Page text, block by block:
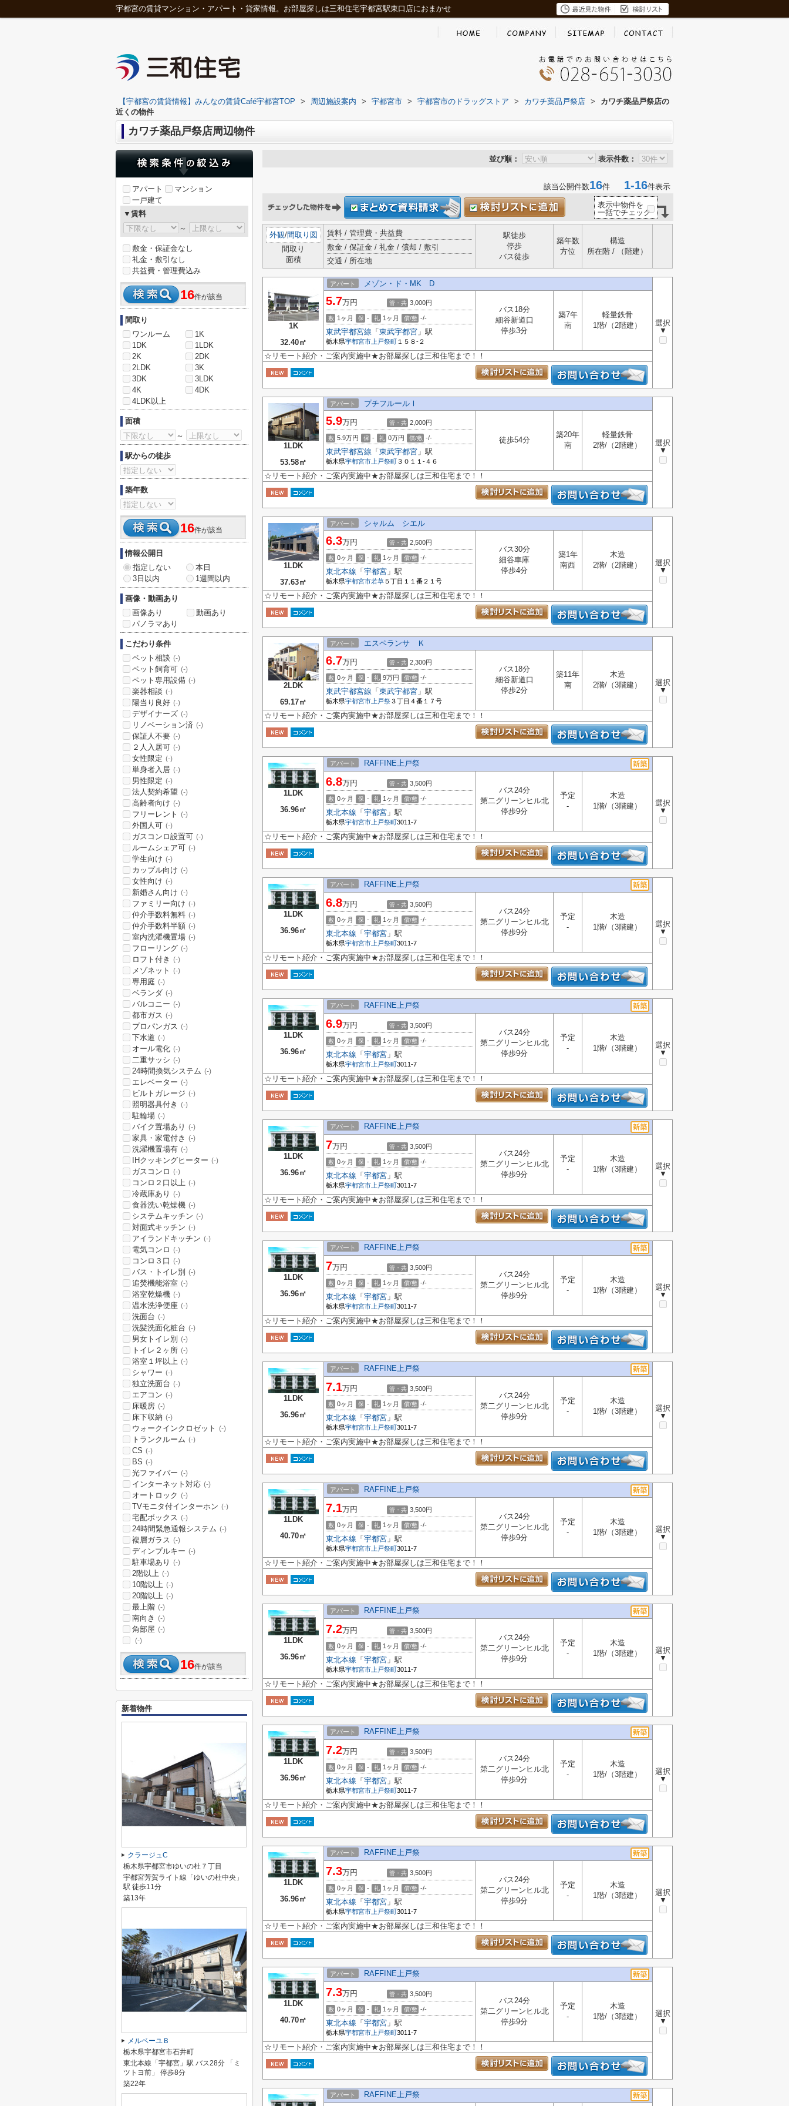
宇都宮の賃貸マンション・アパート・貸家情報。お部屋探しは三和住宅宇都宮駅東口店におまかせ
【宇都宮の賃貸情報】みんなの賃貸Café宇都宮TOP > 周辺施設案内 > 宇都宮市 > 宇都宮市のドラッグストア > カワチ薬品戸祭店 >
カワチ薬品戸祭店の
近くの物件
カワチ薬品戸祭店周辺物件
並び順： 表示件数：
該当公開件数16件 1-16件表示
表示中物件を
一括でチェック
外観/間取り図
間取り
面積
賃料 / 管理費・共益費
敷金 / 保証金 / 礼金 / 償却 / 敷引
交通 / 所在地
駅徒歩
停歩
バス徒歩
築年数
方位
構造
所在階 / （階建）
1K
32.40㎡
アパート メゾン・ド・MK D
選択
▼
5.7万円 管・共 3,000円
敷 1ヶ月 保 - 礼 1ヶ月 償/敷 -/-
東武宇都宮線 「 東武宇都宮 」駅
栃木県宇都宮市 上戸祭町 １５８-２
バス18分
細谷新道口
停歩3分
築7年
南
軽量鉄骨
1階/（2階建）
☆リモート紹介・ご案内実施中★お部屋探しは三和住宅まで！！
1LDK
53.58㎡
アパート プチフルールⅠ
選択
▼
5.9万円 管・共 2,000円
敷 5.9万円 保 - 礼 0万円 償/敷 -/-
東武宇都宮線 「 東武宇都宮 」駅
栃木県宇都宮市 上戸祭町３０１１-４６
徒歩54分
築20年
南
軽量鉄骨
2階/（2階建）
☆リモート紹介・ご案内実施中★お部屋探しは三和住宅まで！！
1LDK
37.63㎡
アパート シャルム シエル
選択
▼
6.3万円 管・共 2,500円
敷 0ヶ月 保 - 礼 1ヶ月 償/敷 -/-
東北本線 「 宇都宮 」駅
栃木県宇都宮市若草 ５丁目１１番２１号
バス30分
細谷車庫
停歩4分
築1年
南西
木造
2階/（2階建）
☆リモート紹介・ご案内実施中★お部屋探しは三和住宅まで！！
2LDK
69.17㎡
アパート エスペランサ Ｋ
選択
▼
6.7万円 管・共 2,300円
敷 0ヶ月 保 - 礼 9万円 償/敷 -/-
東武宇都宮線 「 東武宇都宮 」駅
栃木県宇都宮市 上戸祭３丁目４番１７号
バス18分
細谷新道口
停歩2分
築11年
南
木造
2階/（3階建）
☆リモート紹介・ご案内実施中★お部屋探しは三和住宅まで！！
1LDK
36.96㎡
アパート RAFFINE上戸祭
選択
▼
6.8万円 管・共 3,500円
敷 0ヶ月 保 - 礼 1ヶ月 償/敷 -/-
東北本線 「 宇都宮 」駅
栃木県宇都宮市 上戸祭町3011-7
バス24分
第二グリーンヒル北
停歩9分
予定
-
木造
1階/（3階建）
☆リモート紹介・ご案内実施中★お部屋探しは三和住宅まで！！
1LDK
36.96㎡
アパート RAFFINE上戸祭
選択
▼
6.8万円 管・共 3,500円
敷 0ヶ月 保 - 礼 1ヶ月 償/敷 -/-
東北本線 「 宇都宮 」駅
栃木県宇都宮市 上戸祭町3011-7
バス24分
第二グリーンヒル北
停歩9分
予定
-
木造
1階/（3階建）
☆リモート紹介・ご案内実施中★お部屋探しは三和住宅まで！！
1LDK
36.96㎡
アパート RAFFINE上戸祭
選択
▼
6.9万円 管・共 3,500円
敷 0ヶ月 保 - 礼 1ヶ月 償/敷 -/-
東北本線 「 宇都宮 」駅
栃木県宇都宮市 上戸祭町3011-7
バス24分
第二グリーンヒル北
停歩9分
予定
-
木造
1階/（3階建）
☆リモート紹介・ご案内実施中★お部屋探しは三和住宅まで！！
1LDK
36.96㎡
アパート RAFFINE上戸祭
選択
▼
7万円 管・共 3,500円
敷 0ヶ月 保 - 礼 1ヶ月 償/敷 -/-
東北本線 「 宇都宮 」駅
栃木県宇都宮市 上戸祭町3011-7
バス24分
第二グリーンヒル北
停歩9分
予定
-
木造
1階/（3階建）
☆リモート紹介・ご案内実施中★お部屋探しは三和住宅まで！！
1LDK
36.96㎡
アパート RAFFINE上戸祭
選択
▼
7万円 管・共 3,500円
敷 0ヶ月 保 - 礼 1ヶ月 償/敷 -/-
東北本線 「 宇都宮 」駅
栃木県宇都宮市 上戸祭町3011-7
バス24分
第二グリーンヒル北
停歩9分
予定
-
木造
1階/（3階建）
☆リモート紹介・ご案内実施中★お部屋探しは三和住宅まで！！
1LDK
36.96㎡
アパート RAFFINE上戸祭
選択
▼
7.1万円 管・共 3,500円
敷 0ヶ月 保 - 礼 1ヶ月 償/敷 -/-
東北本線 「 宇都宮 」駅
栃木県宇都宮市 上戸祭町3011-7
バス24分
第二グリーンヒル北
停歩9分
予定
-
木造
1階/（3階建）
☆リモート紹介・ご案内実施中★お部屋探しは三和住宅まで！！
1LDK
40.70㎡
アパート RAFFINE上戸祭
選択
▼
7.1万円 管・共 3,500円
敷 0ヶ月 保 - 礼 1ヶ月 償/敷 -/-
東北本線 「 宇都宮 」駅
栃木県宇都宮市 上戸祭町3011-7
バス24分
第二グリーンヒル北
停歩9分
予定
-
木造
1階/（3階建）
☆リモート紹介・ご案内実施中★お部屋探しは三和住宅まで！！
1LDK
36.96㎡
アパート RAFFINE上戸祭
選択
▼
7.2万円 管・共 3,500円
敷 0ヶ月 保 - 礼 1ヶ月 償/敷 -/-
東北本線 「 宇都宮 」駅
栃木県宇都宮市 上戸祭町3011-7
バス24分
第二グリーンヒル北
停歩9分
予定
-
木造
1階/（3階建）
☆リモート紹介・ご案内実施中★お部屋探しは三和住宅まで！！
1LDK
36.96㎡
アパート RAFFINE上戸祭
選択
▼
7.2万円 管・共 3,500円
敷 0ヶ月 保 - 礼 1ヶ月 償/敷 -/-
東北本線 「 宇都宮 」駅
栃木県宇都宮市 上戸祭町3011-7
バス24分
第二グリーンヒル北
停歩9分
予定
-
木造
1階/（3階建）
☆リモート紹介・ご案内実施中★お部屋探しは三和住宅まで！！
1LDK
36.96㎡
アパート RAFFINE上戸祭
選択
▼
7.3万円 管・共 3,500円
敷 0ヶ月 保 - 礼 1ヶ月 償/敷 -/-
東北本線 「 宇都宮 」駅
栃木県宇都宮市 上戸祭町3011-7
バス24分
第二グリーンヒル北
停歩9分
予定
-
木造
1階/（3階建）
☆リモート紹介・ご案内実施中★お部屋探しは三和住宅まで！！
1LDK
40.70㎡
アパート RAFFINE上戸祭
選択
▼
7.3万円 管・共 3,500円
敷 0ヶ月 保 - 礼 1ヶ月 償/敷 -/-
東北本線 「 宇都宮 」駅
栃木県宇都宮市 上戸祭町3011-7
バス24分
第二グリーンヒル北
停歩9分
予定
-
木造
1階/（3階建）
☆リモート紹介・ご案内実施中★お部屋探しは三和住宅まで！！
アパート RAFFINE上戸祭
アパート
マンション
一戸建て
▼賃料
～
敷金・保証金なし
礼金・敷引なし
共益費・管理費込み
16件が該当
間取り
ワンルーム
1K
1DK
1LDK
2K
2DK
2LDK
3K
3DK
3LDK
4K
4DK
4LDK以上
面積
～
駅からの徒歩
築年数
16件が該当
情報公開日
指定しない
本日
3日以内
1週間以内
画像・動画あり
画像あり
動画あり
パノラマあり
こだわり条件
ペット相談 (-)
ペット飼育可 (-)
ペット専用設備 (-)
楽器相談 (-)
陽当り良好 (-)
デザイナーズ (-)
リノベーション済 (-)
保証人不要 (-)
２人入居可 (-)
女性限定 (-)
単身者入居 (-)
男性限定 (-)
法人契約希望 (-)
高齢者向け (-)
フリーレント (-)
外国人可 (-)
ガスコンロ設置可 (-)
ルームシェア可 (-)
学生向け (-)
カップル向け (-)
女性向け (-)
新婚さん向け (-)
ファミリー向け (-)
仲介手数料無料 (-)
仲介手数料半額 (-)
室内洗濯機置場 (-)
フローリング (-)
ロフト付き (-)
メゾネット (-)
専用庭 (-)
ベランダ (-)
バルコニー (-)
都市ガス (-)
プロパンガス (-)
下水道 (-)
オール電化 (-)
二重サッシ (-)
24時間換気システム (-)
エレベーター (-)
ビルトガレージ (-)
照明器具付き (-)
駐輪場 (-)
バイク置場あり (-)
家具・家電付き (-)
洗濯機置場有 (-)
IHクッキングヒーター (-)
ガスコンロ (-)
コンロ２口以上 (-)
冷蔵庫あり (-)
食器洗い乾燥機 (-)
システムキッチン (-)
対面式キッチン (-)
アイランドキッチン (-)
電気コンロ (-)
コンロ３口 (-)
バス・トイレ別 (-)
追焚機能浴室 (-)
浴室乾燥機 (-)
温水洗浄便座 (-)
洗面台 (-)
洗髪洗面化粧台 (-)
男女トイレ別 (-)
トイレ２ヶ所 (-)
浴室１坪以上 (-)
シャワー (-)
独立洗面台 (-)
エアコン (-)
床暖房 (-)
床下収納 (-)
ウォークインクロゼット (-)
トランクルーム (-)
CS (-)
BS (-)
光ファイバー (-)
インターネット対応 (-)
オートロック (-)
TVモニタ付インターホン (-)
宅配ボックス (-)
24時間緊急通報システム (-)
複層ガラス (-)
ディンプルキー (-)
駐車場あり (-)
2階以上 (-)
10階以上 (-)
20階以上 (-)
最上階 (-)
南向き (-)
角部屋 (-)
(-)
16件が該当
新着物件
クラージュC
栃木県宇都宮市ゆいの杜７丁目
宇都宮芳賀ライト線「ゆいの杜中央」
駅 徒歩11分
築13年
メルベーユＢ
栃木県宇都宮市石井町
東北本線「宇都宮」駅 バス28分 「ミ
ツトヨ前」 停歩8分
築22年